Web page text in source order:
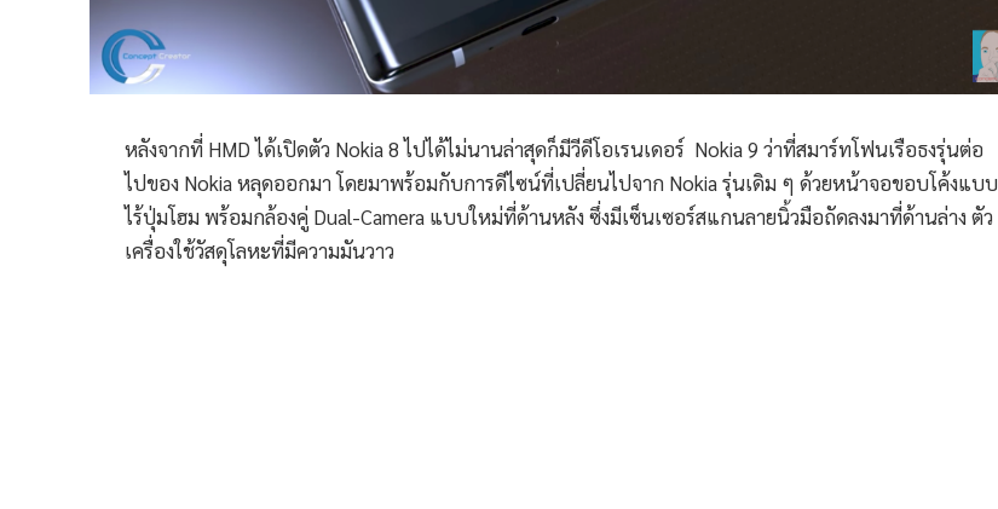
หลังจากที่ HMD ได้เปิดตัว Nokia 8 ไปได้ไม่นานล่าสุดก็มีวีดีโอเรนเดอร์ Nokia 9 ว่าที่สมาร์ทโฟนเรือธงรุ่นต่อ
ไปของ Nokia หลุดออกมา โดยมาพร้อมกับการดีไซน์ที่เปลี่ยนไปจาก Nokia รุ่นเดิม ๆ ด้วยหน้าจอขอบโค้งแบบ
ไร้ปุ่มโฮม พร้อมกล้องคู่ Dual-Camera แบบใหม่ที่ด้านหลัง ซึ่งมีเซ็นเซอร์สแกนลายนิ้วมือถัดลงมาที่ด้านล่าง ตัว
เครื่องใช้วัสดุโลหะที่มีความมันวาว